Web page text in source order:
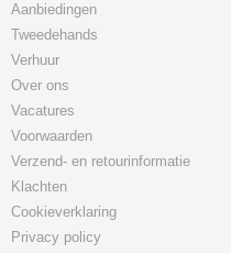
Aanbiedingen
Tweedehands
Verhuur
Over ons
Vacatures
Voorwaarden
Verzend- en retourinformatie
Klachten
Cookieverklaring
Privacy policy